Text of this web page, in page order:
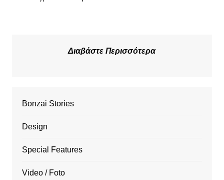
Διαβάστε Περισσότερα
Bonzai Stories
Design
Special Features
Video / Foto